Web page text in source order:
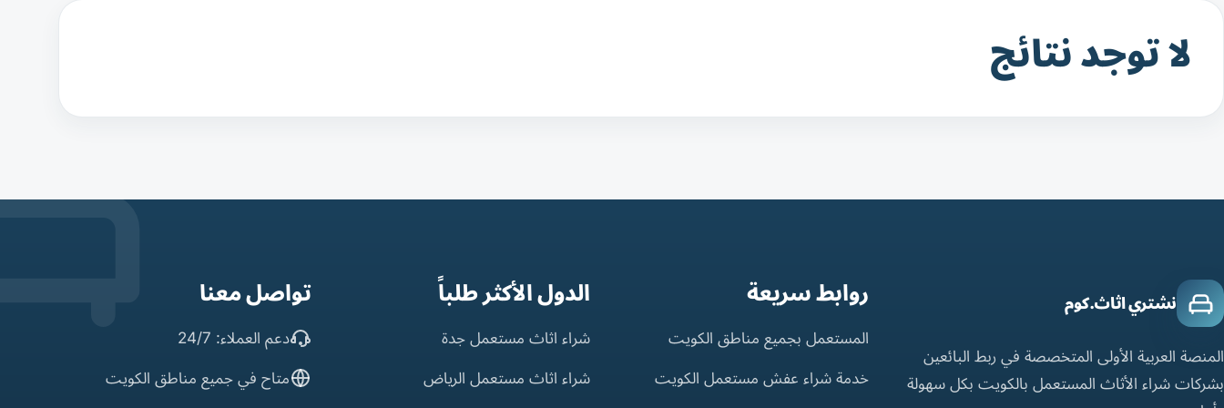
لا توجد نتائج
نشتري اثاث.كوم
المنصة العربية الأولى المتخصصة في ربط البائعين
بشركات شراء الأثاث المستعمل بالكويت بكل سهولة
روابط سريعة
المستعمل بجميع مناطق الكويت
خدمة شراء عفش مستعمل الكويت
الدول الأكثر طلباً
شراء اثاث مستعمل جدة
شراء اثاث مستعمل الرياض
تواصل معنا
دعم العملاء: 24/7
متاح في جميع مناطق الكويت